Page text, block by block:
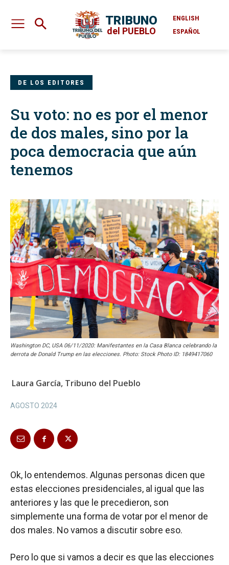
TRIBUNO
del PUEBLO
ENGLISH
ESPAÑOL
DE LOS EDITORES
Su voto: no es por el menor
de dos males, sino por la
poca democracia que aún
tenemos
Washington DC, USA 06/11/2020: Manifestantes en la Casa Blanca celebrando la
derrota de Donald Trump en las elecciones. Photo: Stock Photo ID: 1849417060
Laura García, Tribuno del Pueblo
AGOSTO 2024
Ok, lo entendemos. Algunas personas dicen que
estas elecciones presidenciales, al igual que las
anteriores y las que le precedieron, son
simplemente una forma de votar por el menor de
dos males. No vamos a discutir sobre eso.
Pero lo que si vamos a decir es que las elecciones